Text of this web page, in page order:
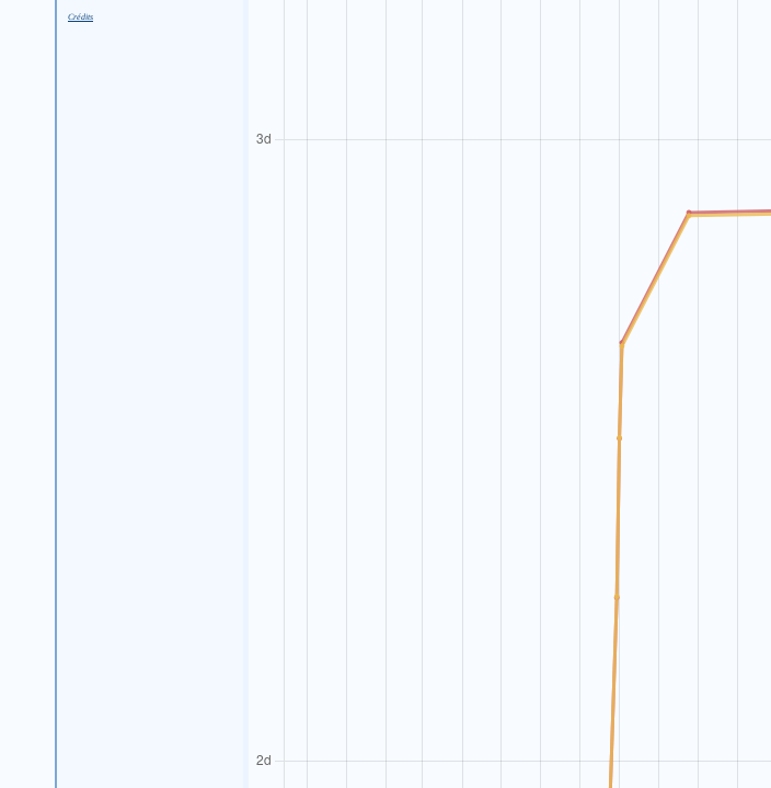
Crédits